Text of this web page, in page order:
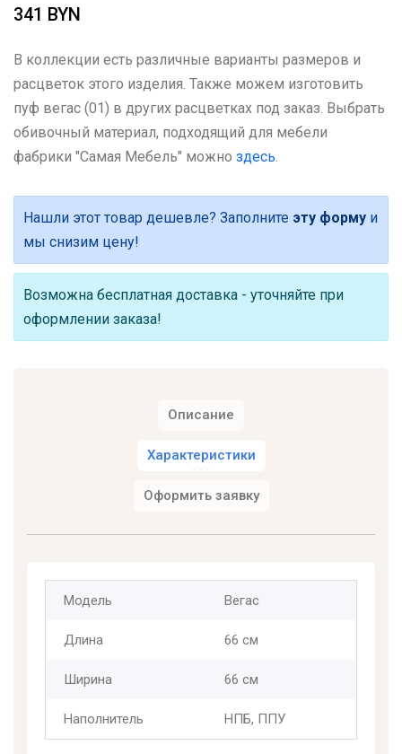
341 BYN
В коллекции есть различные варианты размеров и
расцветок этого изделия. Также можем изготовить
пуф вегас (01) в других расцветках под заказ. Выбрать
обивочный материал, подходящий для мебели
фабрики "Самая Мебель" можно здесь.
Нашли этот товар дешевле? Заполните эту форму и
мы снизим цену!
Возможна бесплатная доставка - уточняйте при
оформлении заказа!
Описание
Характеристики
Оформить заявку
Модель Вегас
Длина 66 см
Ширина 66 см
Наполнитель НПБ, ППУ